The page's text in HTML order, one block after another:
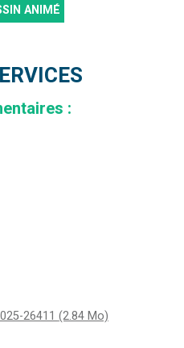
ANIMÉ
:
26411(2.84 Mo)